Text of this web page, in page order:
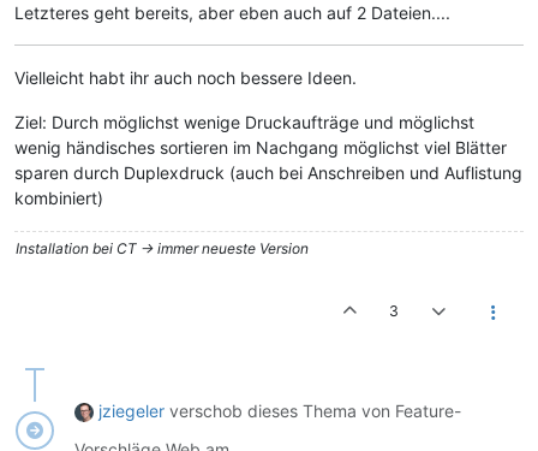
Letzteres geht bereits, aber eben auch auf 2 Dateien....
Vielleicht habt ihr auch noch bessere Ideen.
Ziel: Durch möglichst wenige Druckaufträge und möglichst
wenig händisches sortieren im Nachgang möglichst viel Blätter
sparen durch Duplexdruck (auch bei Anschreiben und Auflistung
kombiniert)
Installation bei CT -> immer neueste Version
3
jziegeler verschob dieses Thema von Feature-